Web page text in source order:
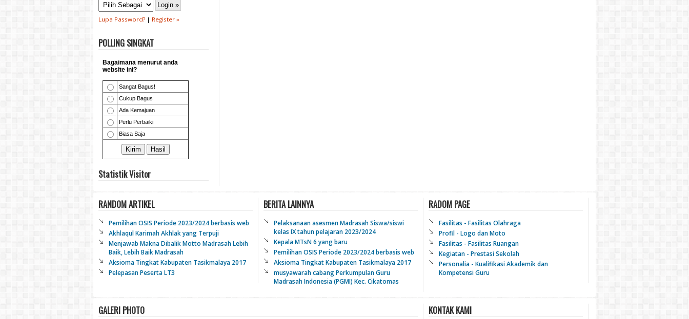
Lupa Password? | Register »
POLLING SINGKAT
Statistik Visitor
RANDOM ARTIKEL
Pemilihan OSIS Periode 2023/2024 berbasis web
Akhlaqul Karimah Akhlak yang Terpuji
Menjawab Makna Dibalik Motto Madrasah Lebih
Baik, Lebih Baik Madrasah
Aksioma Tingkat Kabupaten Tasikmalaya 2017
Pelepasan Peserta LT3
BERITA LAINNYA
Pelaksanaan asesmen Madrasah Siswa/siswi
kelas IX tahun pelajaran 2023/2024
Kepala MTsN 6 yang baru
Pemilihan OSIS Periode 2023/2024 berbasis web
Aksioma Tingkat Kabupaten Tasikmalaya 2017
musyawarah cabang Perkumpulan Guru
Madrasah Indonesia (PGMI) Kec. Cikatomas
RADOM PAGE
Fasilitas - Fasilitas Olahraga
Profil - Logo dan Moto
Fasilitas - Fasilitas Ruangan
Kegiatan - Prestasi Sekolah
Personalia - Kualifikasi Akademik dan
Kompetensi Guru
GALERI PHOTO KONTAK KAMI